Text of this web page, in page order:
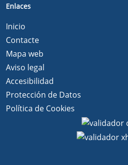
Enlaces
Inicio
Contacte
Mapa web
Aviso legal
Accesibilidad
Protección de Datos
Política de Cookies